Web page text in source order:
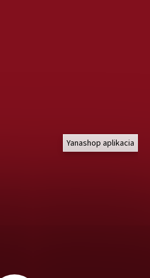
Yanashop aplikacia